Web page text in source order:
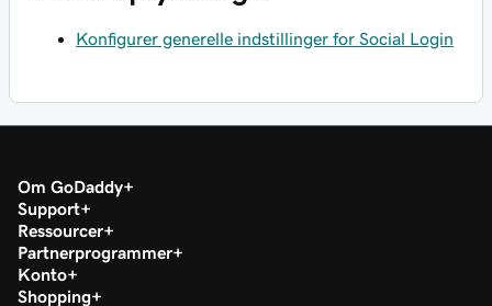
Konfigurer generelle indstillinger for Social Login
Om GoDaddy
Support
Ressourcer
Partnerprogrammer
Konto
Shopping